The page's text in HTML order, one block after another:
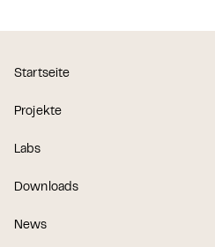
Startseite
Projekte
Labs
Downloads
News